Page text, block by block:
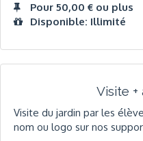
Pour 50,00 € ou plus
Disponible: Illimité
Visite
Visite du jardin par les
nom ou logo sur nos